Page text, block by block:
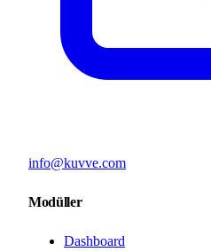
info@kuvve.com
Modüller
Dashboard